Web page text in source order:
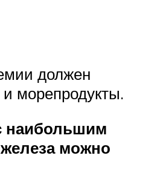
должен
морепродукты.
наибольшим
можно